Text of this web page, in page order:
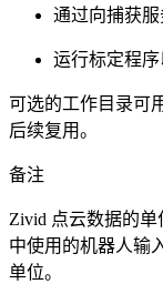
通过向捕获
运行标定程
可选的工作目录可
后续复用。
备注
Zivid 点云数据的
中使用的机器人输
单位。